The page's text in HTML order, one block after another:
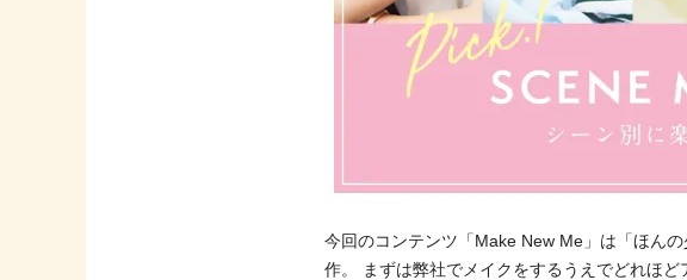
今回のコンテンツ「Make New Me」は「ほん
作。 まずは弊社でメイクをするうえでどれほ